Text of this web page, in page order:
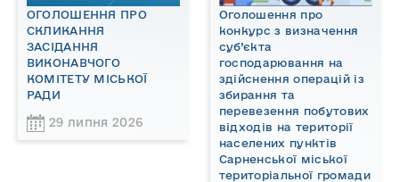
ОГОЛОШЕННЯ ПРО
СКЛИКАННЯ
ЗАСІДАННЯ
ВИКОНАВЧОГО
КОМІТЕТУ МІСЬКОЇ
РАДИ
29 липня 2026
Оголошення про
конкурс з визначення
суб’єкта
господарювання на
здійснення операцій із
збирання та
перевезення побутових
відходів на території
населених пунктів
Сарненської міської
територіальної громади